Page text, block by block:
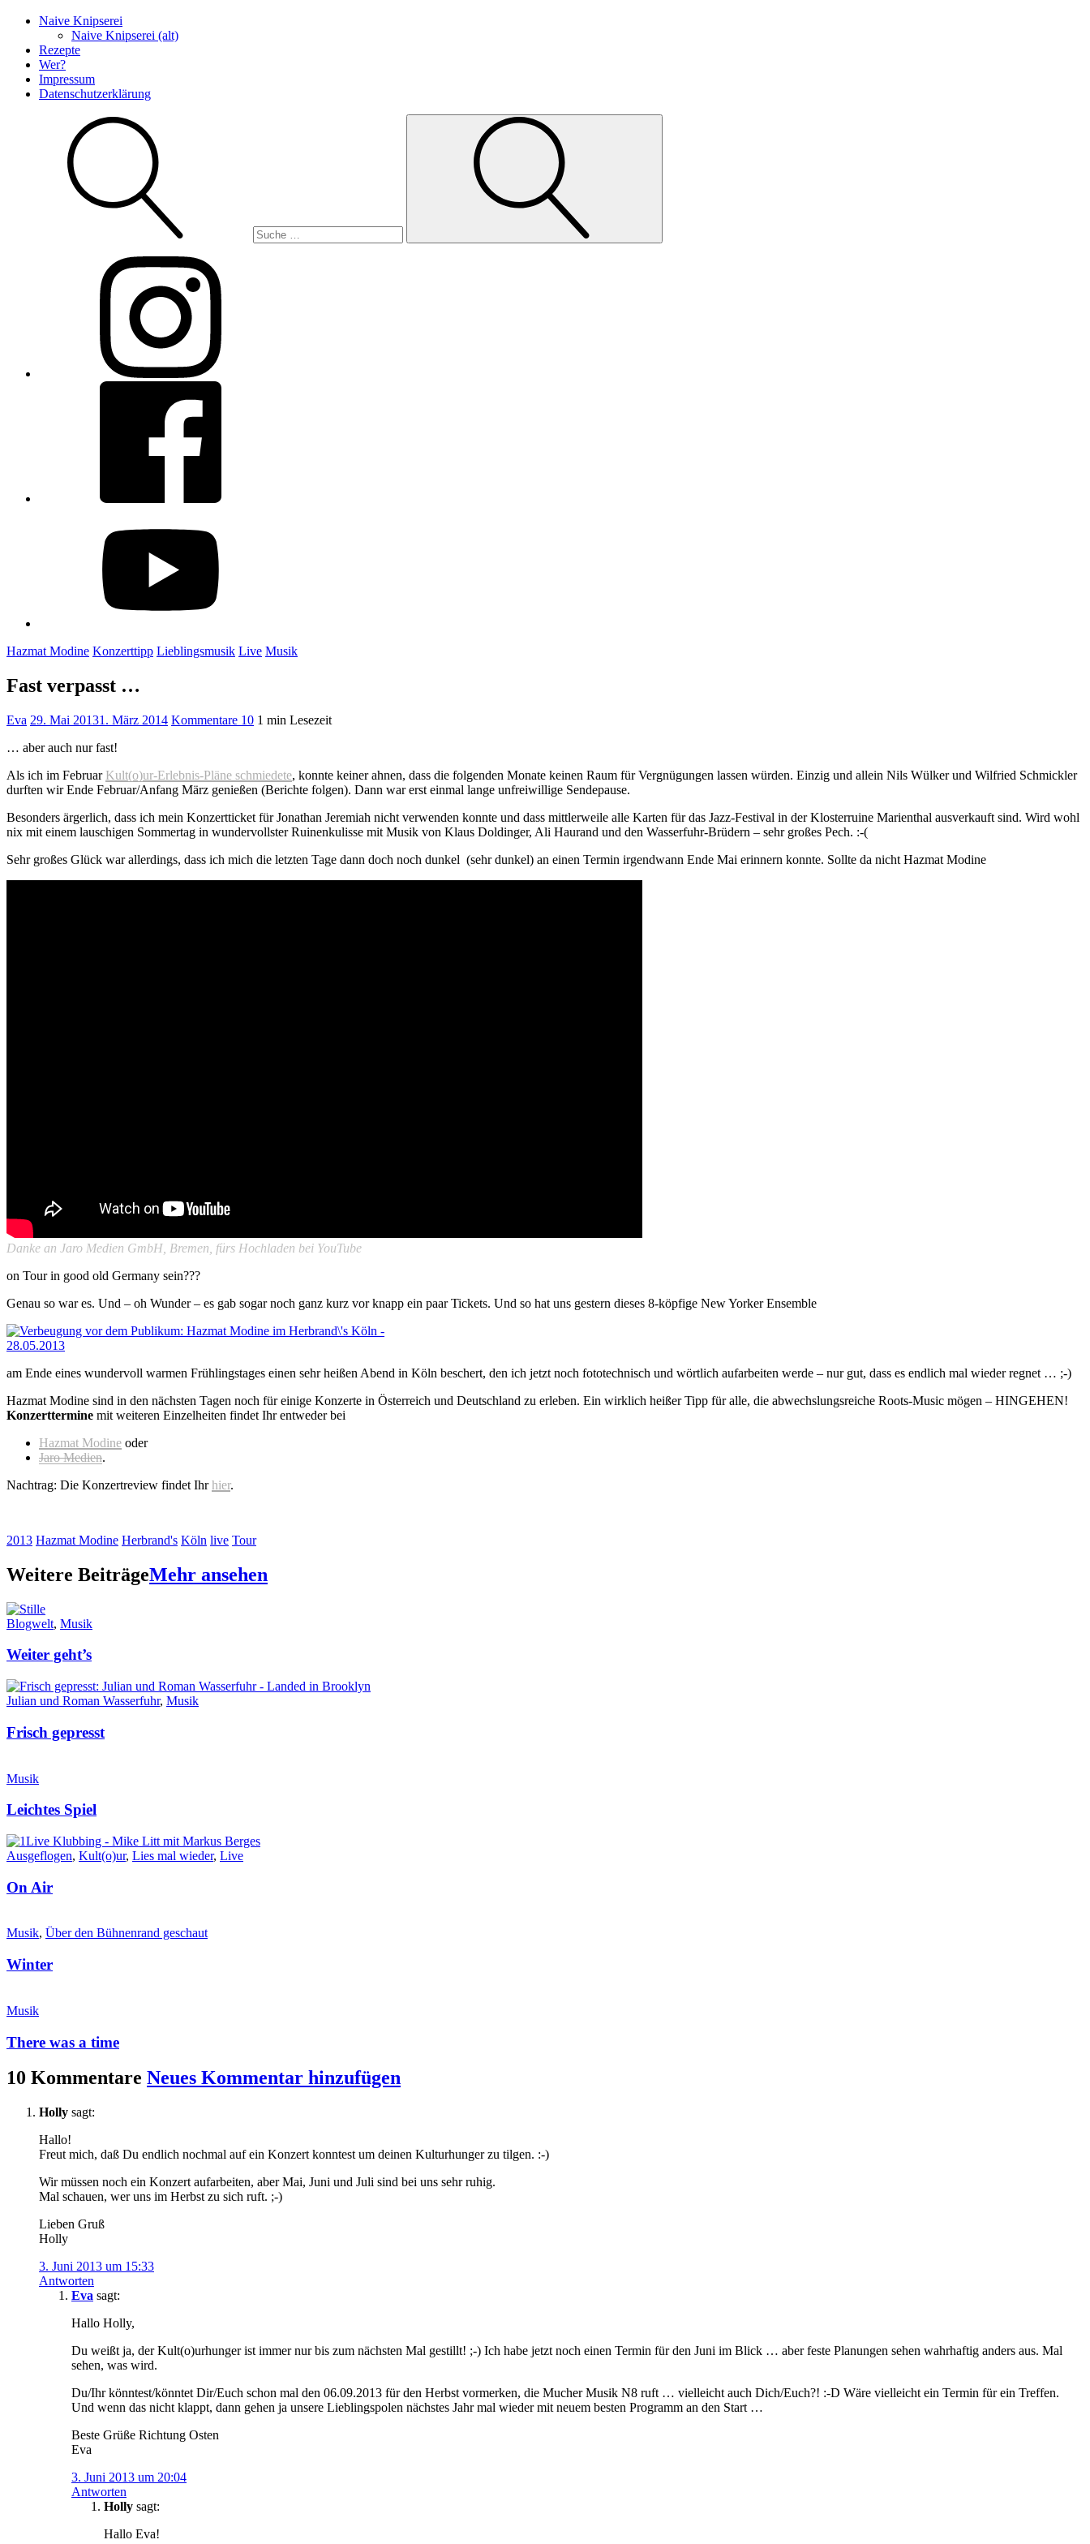
Naive Knipserei
Naive Knipserei (alt)
Rezepte
Wer?
Impressum
Datenschutzerklärung
Hazmat Modine Konzerttipp Lieblingsmusik Live Musik
Fast verpasst …
Eva 29. Mai 20131. März 2014 Kommentare 10 1 min Lesezeit
… aber auch nur fast!
Als ich im Februar Kult(o)ur-Erlebnis-Pläne schmiedete, konnte keiner ahnen, dass die folgenden Monate keinen Raum für Vergnügungen lassen würden. Einzig und allein Nils Wülker und Wilfried Schmickler
durften wir Ende Februar/Anfang März genießen (Berichte folgen). Dann war erst einmal lange unfreiwillige Sendepause.
Besonders ärgerlich, dass ich mein Konzertticket für Jonathan Jeremiah nicht verwenden konnte und dass mittlerweile alle Karten für das Jazz-Festival in der Klosterruine Marienthal ausverkauft sind. Wird wohl
nix mit einem lauschigen Sommertag in wundervollster Ruinenkulisse mit Musik von Klaus Doldinger, Ali Haurand und den Wasserfuhr-Brüdern – sehr großes Pech. :-(
Sehr großes Glück war allerdings, dass ich mich die letzten Tage dann doch noch dunkel (sehr dunkel) an einen Termin irgendwann Ende Mai erinnern konnte. Sollte da nicht Hazmat Modine
Danke an Jaro Medien GmbH, Bremen, fürs Hochladen bei YouTube
on Tour in good old Germany sein???
Genau so war es. Und – oh Wunder – es gab sogar noch ganz kurz vor knapp ein paar Tickets. Und so hat uns gestern dieses 8-köpfige New Yorker Ensemble
am Ende eines wundervoll warmen Frühlingstages einen sehr heißen Abend in Köln beschert, den ich jetzt noch fototechnisch und wörtlich aufarbeiten werde – nur gut, dass es endlich mal wieder regnet … ;-)
Hazmat Modine sind in den nächsten Tagen noch für einige Konzerte in Österreich und Deutschland zu erleben. Ein wirklich heißer Tipp für alle, die abwechslungsreiche Roots-Music mögen – HINGEHEN!
Konzerttermine mit weiteren Einzelheiten findet Ihr entweder bei
Hazmat Modine oder
Jaro Medien.
Nachtrag: Die Konzertreview findet Ihrhier.
2013 Hazmat Modine Herbrand's Köln live Tour
Weitere BeiträgeMehr ansehen
Blogwelt, Musik
Weiter geht’s
Julian und Roman Wasserfuhr, Musik
Frisch gepresst
Musik
Leichtes Spiel
Ausgeflogen, Kult(o)ur, Lies mal wieder, Live
On Air
Musik, Über den Bühnenrand geschaut
Winter
Musik
There was a time
10 Kommentare Neues Kommentar hinzufügen
Holly sagt:
Hallo!
Freut mich, daß Du endlich nochmal auf ein Konzert konntest um deinen Kulturhunger zu tilgen. :-)
Wir müssen noch ein Konzert aufarbeiten, aber Mai, Juni und Juli sind bei uns sehr ruhig.
Mal schauen, wer uns im Herbst zu sich ruft. ;-)
Lieben Gruß
Holly
3. Juni 2013 um 15:33
Antworten
Eva sagt:
Hallo Holly,
Du weißt ja, der Kult(o)urhunger ist immer nur bis zum nächsten Mal gestillt! ;-) Ich habe jetzt noch einen Termin für den Juni im Blick … aber feste Planungen sehen wahrhaftig anders aus. Mal
sehen, was wird.
Du/Ihr könntest/könntet Dir/Euch schon mal den 06.09.2013 für den Herbst vormerken, die Mucher Musik N8 ruft … vielleicht auch Dich/Euch?! :-D Wäre vielleicht ein Termin für ein Treffen.
Und wenn das nicht klappt, dann gehen ja unsere Lieblingspolen nächstes Jahr mal wieder mit neuem besten Programm an den Start …
Beste Grüße Richtung Osten
Eva
3. Juni 2013 um 20:04
Antworten
Holly sagt:
Hallo Eva!